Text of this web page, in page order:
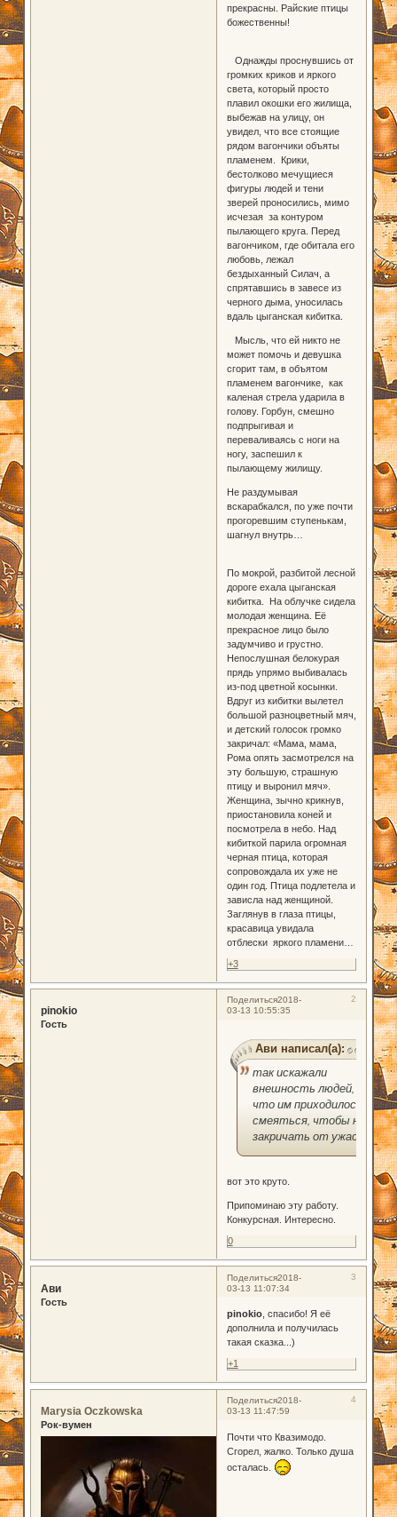
прекрасны. Райские птицы
божественны!
Однажды проснувшись от
громких криков и яркого
света, который просто
плавил окошки его жилища,
выбежав на улицу, он
увидел, что все стоящие
рядом вагончики объяты
пламенем. Крики,
бестолково мечущиеся
фигуры людей и тени
зверей проносились, мимо
исчезая за контуром
пылающего круга. Перед
вагончиком, где обитала его
любовь, лежал
бездыханный Силач, а
спрятавшись в завесе из
черного дыма, уносилась
вдаль цыганская кибитка.
Мысль, что ей никто не
может помочь и девушка
сгорит там, в объятом
пламенем вагончике, как
каленая стрела ударила в
голову. Горбун, смешно
подпрыгивая и
переваливаясь с ноги на
ногу, заспешил к
пылающему жилищу.
Не раздумывая
вскарабкался, по уже почти
прогоревшим ступенькам,
шагнул внутрь…
По мокрой, разбитой лесной
дороге ехала цыганская
кибитка. На облучке сидела
молодая женщина. Её
прекрасное лицо было
задумчиво и грустно.
Непослушная белокурая
прядь упрямо выбивалась
из-под цветной косынки.
Вдруг из кибитки вылетел
большой разноцветный мяч,
и детский голосок громко
закричал: «Мама, мама,
Рома опять засмотрелся на
эту большую, страшную
птицу и выронил мяч».
Женщина, зычно крикнув,
приостановила коней и
посмотрела в небо. Над
кибиткой парила огромная
черная птица, которая
сопровождала их уже не
один год. Птица подлетела и
зависла над женщиной.
Заглянув в глаза птицы,
красавица увидала
отблески яркого пламени…
+3
Поделиться 2
2018-
03-13 10:55:35
pinokio
Гость
Ави написал(а):
так искажали
внешность людей,
что им приходилось
смеяться, чтобы не
закричать от ужаса.
вот это круто.
Припоминаю эту работу.
Конкурсная. Интересно.
0
Поделиться 3
2018-
03-13 11:07:34
Ави
Гость
pinokio, спасибо! Я её
дополнила и получилась
такая сказка...)
+1
Поделиться 4
2018-
03-13 11:47:59
Marysia Oczkowska
Рок-вумен
Почти что Квазимодо.
Сгорел, жалко. Только душа
осталась.